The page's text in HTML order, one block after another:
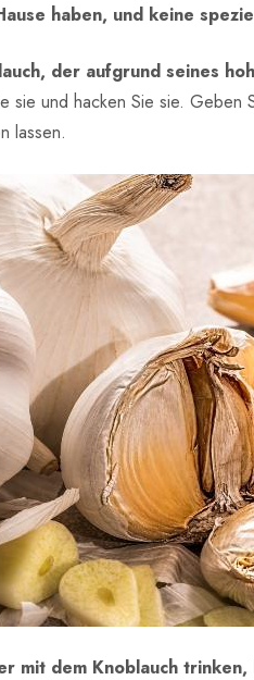
haben, und keine
der aufgrund seines
sie und hacken Sie sie.
lassen.
mit dem Knoblauch